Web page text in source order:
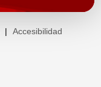
| Accesibilidad